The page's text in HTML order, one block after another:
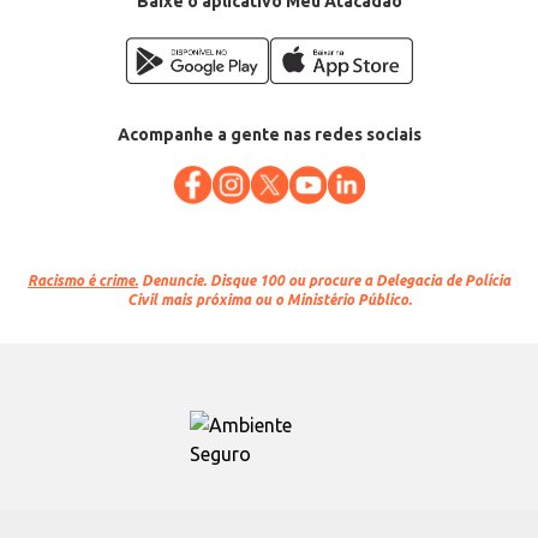
Acompanhe a gente nas redes sociais
Racismo é crime. Denuncie. Disque 100 ou procure a Delegacia de Polícia
Civil mais próxima ou o Ministério Público.